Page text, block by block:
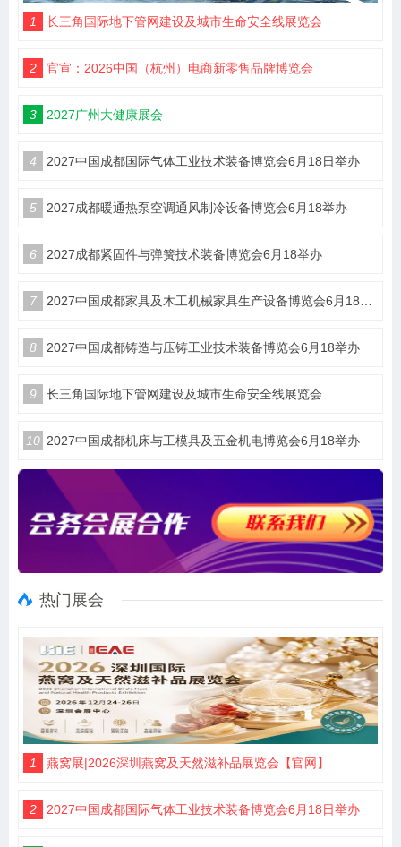
1 长三角国际地下管网建设及城市生命安全线展览会
2 官宣：2026中国（杭州）电商新零售品牌博览会
3 2027广州大健康展会
4 2027中国成都国际气体工业技术装备博览会6月18日举办
5 2027成都暖通热泵空调通风制冷设备博览会6月18举办
6 2027成都紧固件与弹簧技术装备博览会6月18举办
7 2027中国成都家具及木工机械家具生产设备博览会6月18举办
8 2027中国成都铸造与压铸工业技术装备博览会6月18举办
9 长三角国际地下管网建设及城市生命安全线展览会
10 2027中国成都机床与工模具及五金机电博览会6月18举办
热门展会
1 燕窝展|2026深圳燕窝及天然滋补品展览会【官网】
2 2027中国成都国际气体工业技术装备博览会6月18日举办